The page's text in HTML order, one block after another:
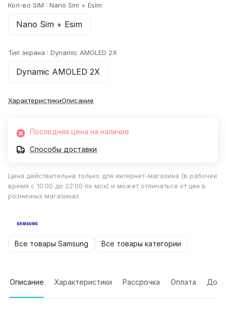
Кол-во SIM : Nano Sim + Esim
Nano Sim + Esim
Тип экрана : Dynamic AMOLED 2X
Dynamic AMOLED 2X
ХарактеристикиОписание
Последняя цена на наличие
Способы доставки
Цена действительна только для интернет-магазина (в рабочее
время с 10:00 до 22:00 по мск) и может отличаться от цен в
розничных магазинах
Все товары Samsung Все товары категории
Описание Характеристики Рассрочка Оплата